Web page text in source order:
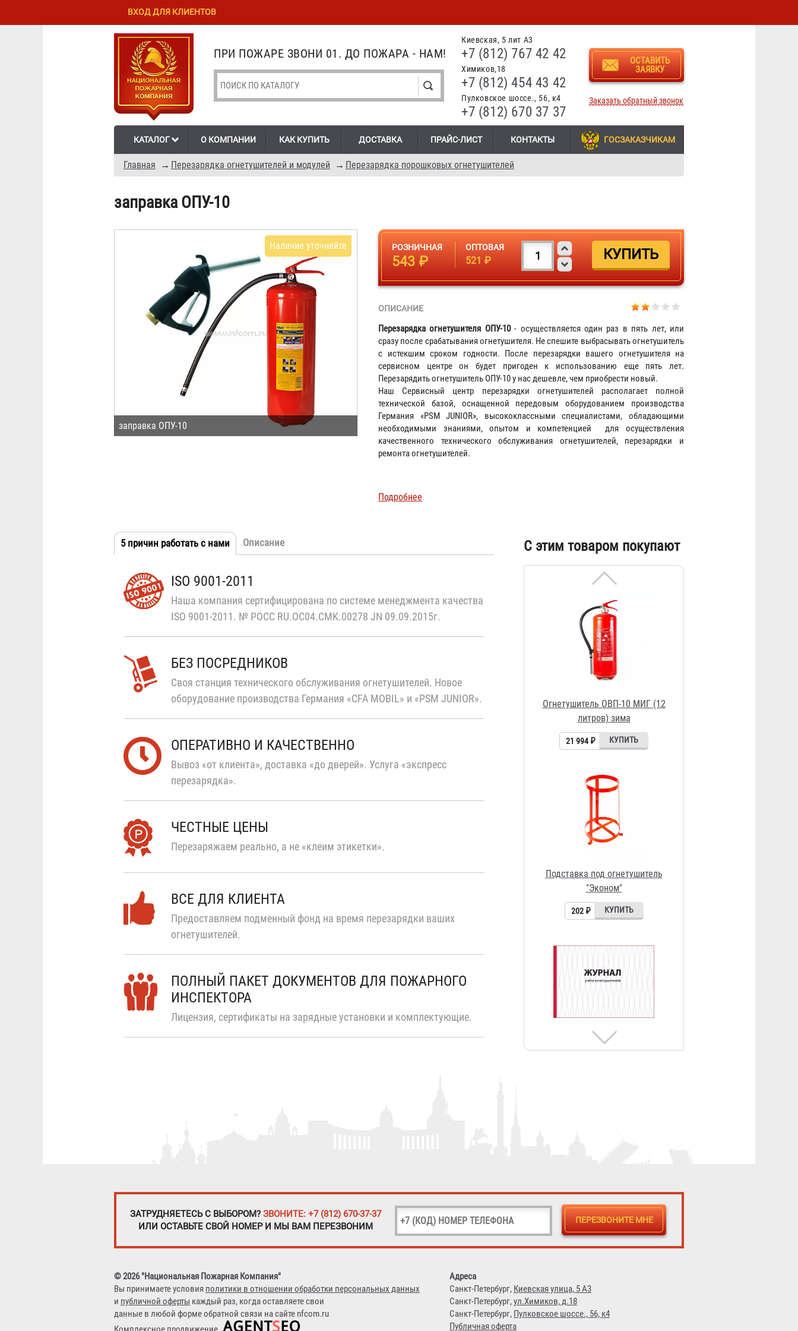
Перейти к
содержанию
Skip to
Киевская, 5 лит А3
+7 (812) 767 42 42
Химиков,18
+7 (812) 454 43 42
Пулковское шоссе., 56, к4
+7 (812) 670 37 37
ОСТАВИТЬ
ЗАЯВКУ
Заказать обратный звонок
ПРИ ПОЖАРЕ ЗВОНИ 01. ДО ПОЖАРА - НАМ!
КАТАЛОГ О КОМПАНИИ КАК КУПИТЬ ДОСТАВКА ПРАЙС-ЛИСТ КОНТАКТЫ ГОСЗАКАЗЧИКАМ
Главная → Перезарядка огнетушителей и модулей → Перезарядка порошковых огнетушителей
ВХОД ДЛЯ КЛИЕНТОВ
заправка ОПУ-10
заправка ОПУ-10
Наличие уточняйте РОЗНИЧНАЯ
543 ₽
ОПТОВАЯ
521 ₽
ОПИСАНИЕ
Перезарядка огнетушителя ОПУ-10- осуществляется один раз в пять лет, или
сразу после срабатывания огнетушителя. Не спешите выбрасывать огнетушитель
с истекшим сроком годности. После перезарядки вашего огнетушителя на
сервисном центре он будет пригоден к использованию еще пять лет.
Перезарядить огнетушитель ОПУ-10 у нас дешевле, чем приобрести новый.
Наш Сервисный центр перезарядки огнетушителей располагает полной
технической базой, оснащенной передовым оборудованием производства
Германия «PSM JUNIOR», высококлассными специалистами, обладающими
необходимыми знаниями, опытом и компетенцией для осуществления
качественного технического обслуживания огнетушителей, перезарядки и
ремонта огнетушителей.
Подробнее
Табы
5 причин работать с нами (активная
Описание
ISO 9001-2011
Наша компания сертифицирована по системе менеджмента качества
ISO 9001-2011. № РОСС RU.OC04.CMK.00278 JN 09.09.2015г.
БЕЗ ПОСРЕДНИКОВ
Своя станция технического обслуживания огнетушителей. Новое
оборудование производства Германия «CFA MOBIL» и «PSM JUNIOR».
ОПЕРАТИВНО И КАЧЕСТВЕННО
Вывоз «от клиента», доставка «до дверей». Услуга «экспресс
перезарядка».
ЧЕСТНЫЕ ЦЕНЫ
Перезаряжаем реально, а не «клеим этикетки».
ВСЕ ДЛЯ КЛИЕНТА
Предоставляем подменный фонд на время перезарядки ваших
огнетушителей.
ПОЛНЫЙ ПАКЕТ ДОКУМЕНТОВ ДЛЯ ПОЖАРНОГО
ИНСПЕКТОРА
Лицензия, сертификаты на зарядные установки и комплектующие.
С этим товаром покупают
Огнетушитель ОП-10 АВСЕ
Огнеборец / Гарвилон
1 093 ₽
литров) зима
Подставка под огнетушитель
"Эконом"
202 ₽
Журнал учета огнетушителей
Извещатель дымовой
автономный ИП 212-142
ЗАТРУДНЯЕТЕСЬ С ВЫБОРОМ? ЗВОНИТЕ: +7 (812) 670-37-37
ИЛИ ОСТАВЬТЕ СВОЙ НОМЕР И МЫ ВАМ ПЕРЕЗВОНИМ
© 2026 "Национальная Пожарная Компания"
Вы принимаете условия политики в отношении обработки персональных данных
и публичной оферты каждый раз, когда оставляете свои
данные в любой форме обратной связи на сайте nfcom.ru
Адреса
Санкт-Петербург, Киевская улица, 5 А3
Санкт-Петербург,ул.Химиков, д.18
Санкт-Петербург, Пулковское шоссе., 56, к4
Публичная оферта